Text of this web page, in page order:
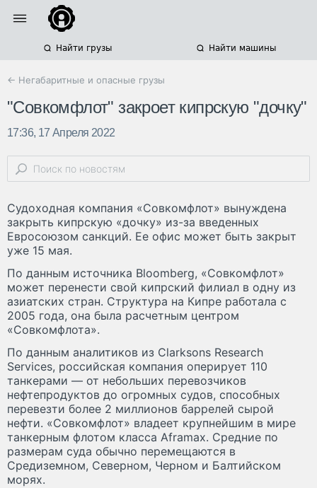
Найти грузы Найти машины
← Негабаритные и опасные грузы
"Совкомфлот" закроет кипрскую "дочку"
17:36, 17 Апреля 2022
Судоходная компания «Совкомфлот» вынуждена
закрыть кипрскую «дочку» из-за введенных
Евросоюзом санкций. Ее офис может быть закрыт
уже 15 мая.
По данным источника Bloomberg, «Совкомфлот»
может перенести свой кипрский филиал в одну из
азиатских стран. Структура на Кипре работала с
2005 года, она была расчетным центром
«Совкомфлота».
По данным аналитиков из Clarksons Research
Services, российская компания оперирует 110
танкерами — от небольших перевозчиков
нефтепродуктов до огромных судов, способных
перевезти более 2 миллионов баррелей сырой
нефти. «Совкомфлот» владеет крупнейшим в мире
танкерным флотом класса Aframax. Средние по
размерам суда обычно перемещаются в
Средиземном, Северном, Черном и Балтийском
морях.